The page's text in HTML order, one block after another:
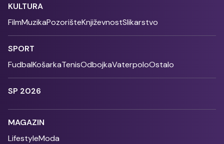
KULTURA
FilmMuzikaPozorišteKnjiževnostSlikarstvo
SPORT
FudbalKošarkaTenisOdbojkaVaterpoloOstalo
SP 2026
MAGAZIN
LifestyleModa